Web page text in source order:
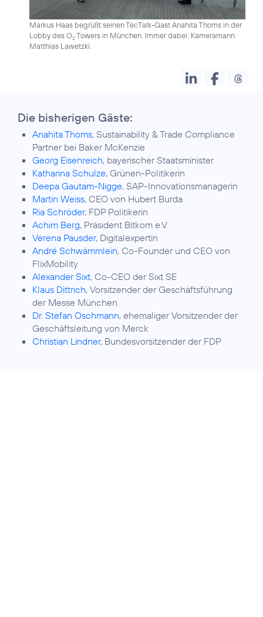
Markus Haas begrüßt seinen TecTalk-Gast Anahita Thoms in der
Lobby des O2Towers in München. Immer dabei: Kameramann
Matthias Lawetzki.
Die bisherigen Gäste:
Anahita Thoms, Sustainability & Trade Compliance
Partner bei Baker McKenzie
Georg Eisenreich, bayerischer Staatsminister
Katharina Schulze, Grünen-Politikerin
Deepa Gautam-Nigge, SAP-Innovationsmanagerin
Martin Weiss, CEO von Hubert Burda
Ria Schröder, FDP Politikerin
Achim Berg, Präsident Bitkom e.V.
Verena Pausder, Digitalexpertin
André Schwämmlein, Co-Founder und CEO von
FlixMobility
Alexander Sixt, Co-CEO der Sixt SE
Klaus Dittrich, Vorsitzender der Geschäftsführung
der Messe München
Dr. Stefan Oschmann, ehemaliger Vorsitzender der
Geschäftsleitung von Merck
Christian Lindner, Bundesvorsitzender der FDP